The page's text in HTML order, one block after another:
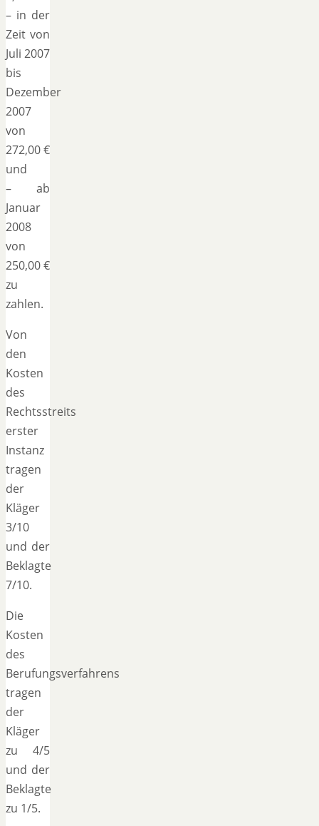
– in der
Zeit von
Juli 2007
bis
Dezember
2007
von
272,00 €
und
– ab
Januar
2008
von
250,00 €
zu
zahlen.
Von
den
Kosten
des
Rechtsstreits
erster
Instanz
tragen
der
Kläger
3/10
und der
Beklagte
7/10.
Die
Kosten
des
Berufungsverfahrens
tragen
der
Kläger
zu 4/5
und der
Beklagte
zu 1/5.